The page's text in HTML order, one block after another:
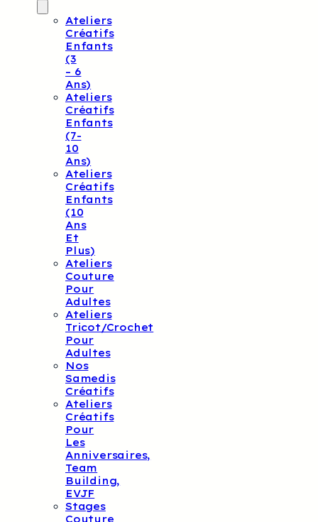
Ateliers
Créatifs
Enfants
(3
– 6
Ans)
Ateliers
Créatifs
Enfants
(7-
10
Ans)
Ateliers
Créatifs
Enfants
(10
Ans
Et
Plus)
Ateliers
Couture
Pour
Adultes
Ateliers
Tricot/crochet
Pour
Adultes
Nos
Samedis
Créatifs
Ateliers
Créatifs
Pour
Les
Anniversaires,
Team
Building,
EVJF
Stages
Couture